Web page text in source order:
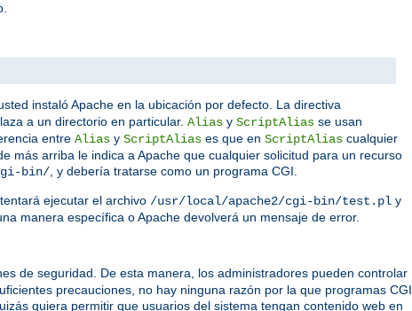
instaló Apache en la ubicación por defecto. La directiva
a un directorio en particular. Alias y ScriptAlias se usan
entre Alias y ScriptAlias es que en ScriptAlias cualquier
más arriba le indica a Apache que cualquier solicitud para un recurso
bin/, y debería tratarse como un programa CGI.
ejecutar el archivo /usr/local/apache2/cgi-bin/test.pl y
manera específica o Apache devolverá un mensaje de error.
de seguridad. De esta manera, los administradores pueden controlar
precauciones, no hay ninguna razón por la que programas CGI
quiera permitir que usuarios del sistema tengan contenido web en